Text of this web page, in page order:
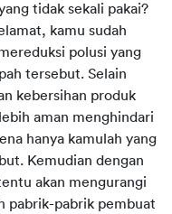
tidak sekali pakai?
kamu sudah
polusi yang
tersebut. Selain
kebersihan produk
aman menghindari
hanya kamulah yang
Kemudian dengan
akan mengurangi
pabrik-pabrik pembuat